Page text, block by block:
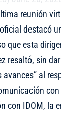
reunión
destacó
que esta
resaltó, sin
avances” al
con IDOM, la